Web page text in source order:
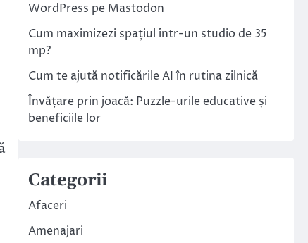
WordPress pe Mastodon
Cum maximizezi spațiul într-un studio de 35
mp?
Cum te ajută notificările AI în rutina zilnică
Învățare prin joacă: Puzzle-urile educative și
beneficiile lor
Categorii
Afaceri
Amenajari